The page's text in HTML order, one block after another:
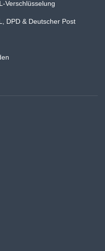
Verschlüsselung
DPD & Deutscher Post